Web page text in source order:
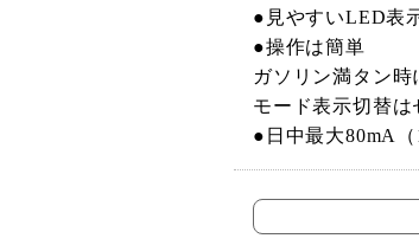
●見やすいLED表
●操作は簡単
ガソリン満タン時
モード表示切替は
●日中最大80mA